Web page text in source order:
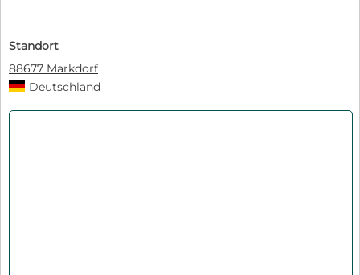
Standort
88677 Markdorf
Deutschland